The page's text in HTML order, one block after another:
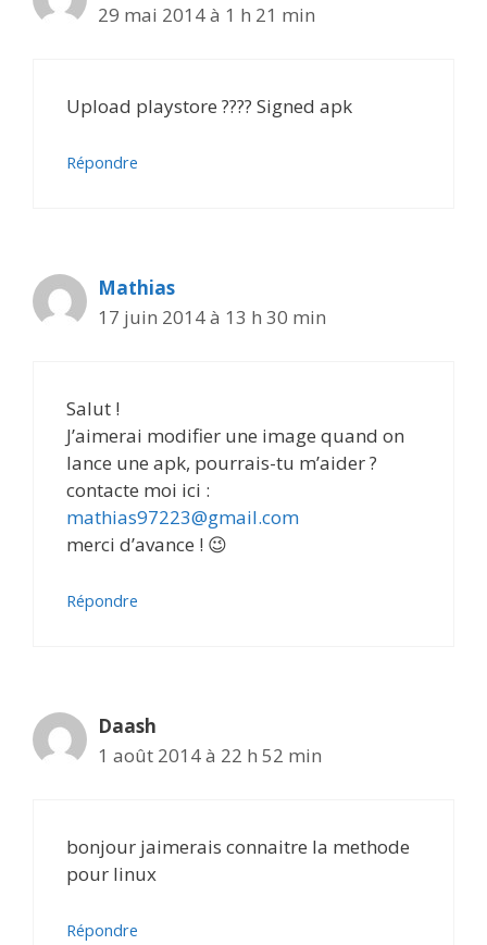
29 mai 2014 à 1 h 21 min
Upload playstore ???? Signed apk
Répondre
Mathias
17 juin 2014 à 13 h 30 min
Salut !
J’aimerai modifier une image quand on
lance une apk, pourrais-tu m’aider ?
contacte moi ici :
mathias97223@gmail.com
merci d’avance ! 😉
Répondre
Daash
1 août 2014 à 22 h 52 min
bonjour jaimerais connaitre la methode
pour linux
Répondre